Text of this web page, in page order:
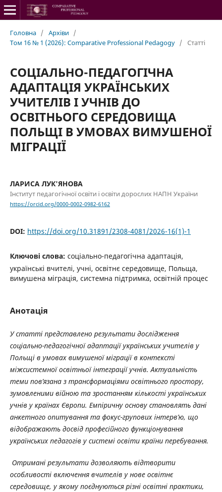
Головна / Архіви /
Том 16 № 1 (2026): Comparative Professional Pedagogy / Статті
СОЦІАЛЬНО-ПЕДАГОГІЧНА
АДАПТАЦІЯ УКРАЇНСЬКИХ
УЧИТЕЛІВ І УЧНІВ ДО
ОСВІТНЬОГО СЕРЕДОВИЩА
ПОЛЬЩІ В УМОВАХ ВИМУШЕНОЇ
МІГРАЦІЇ
ЛАРИСА ЛУК'ЯНОВА
Інститут педагогічної освіти і освіти дорослих НАПН України
https://orcid.org/0000-0002-0982-6162
DOI: https://doi.org/10.31891/2308-4081/2026-16(1)-1
Ключові слова: соціально-педагогічна адаптація,
українські вчителі, учні, освітнє середовище, Польща,
вимушена міграція, системна підтримка, освітній процес
Анотація
У статті представлено результати дослідження
соціально-педагогічної адаптації українських учителів у
Польщі в умовах вимушеної міграції в контексті
міжсистемної освітньої інтеграції учнів. Актуальність
теми пов’язана з трансформаціями освітнього простору,
зумовленими війною та зростанням кількості українських
учнів у країнах Європи. Емпіричну основу становлять дані
анкетного опитування та фокус-групових інтерв’ю, що
відображають досвід професійного функціонування
українських педагогів у системі освіти країни перебування.
Отримані результати дозволяють відтворити
особливості включення вчителів у нове освітнє
середовище, у якому поєднуються різні освітні практики,